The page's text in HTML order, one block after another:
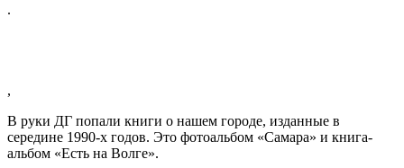
.
,
В руки ДГ попали книги о нашем городе, изданные в
середине 1990-х годов. Это фотоальбом «Самара» и книга-
альбом «Есть на Волге».